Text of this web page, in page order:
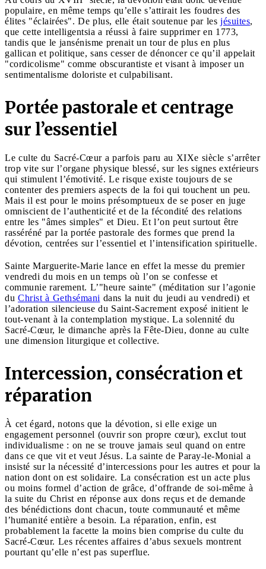
populaire, en même temps qu’elle s’attirait les foudres des
élites "éclairées". De plus, elle était soutenue par les jésuites,
que cette intelligentsia a réussi à faire supprimer en 1773,
tandis que le jansénisme prenait un tour de plus en plus
gallican et politique, sans cesser de dénoncer ce qu’il appelait
"cordicolisme" comme obscurantiste et visant à imposer un
sentimentalisme doloriste et culpabilisant.
Portée pastorale et centrage
sur l’essentiel
Le culte du Sacré-Cœur a parfois paru au XIXe siècle s’arrêter
trop vite sur l’organe physique blessé, sur les signes extérieurs
qui stimulent l’émotivité. Le risque existe toujours de se
contenter des premiers aspects de la foi qui touchent un peu.
Mais il est pour le moins présomptueux de se poser en juge
omniscient de l’authenticité et de la fécondité des relations
entre les "âmes simples" et Dieu. Et l’on peut surtout être
rasséréné par la portée pastorale des formes que prend la
dévotion, centrées sur l’essentiel et l’intensification spirituelle.
Sainte Marguerite-Marie lance en effet la messe du premier
vendredi du mois en un temps où l’on se confesse et
communie rarement. L’"heure sainte" (méditation sur l’agonie
du Christ à Gethsémani dans la nuit du jeudi au vendredi) et
l’adoration silencieuse du Saint-Sacrement exposé initient le
tout-venant à la contemplation mystique. La solennité du
Sacré-Cœur, le dimanche après la Fête-Dieu, donne au culte
une dimension liturgique et collective.
Intercession, consécration et
réparation
À cet égard, notons que la dévotion, si elle exige un
engagement personnel (ouvrir son propre cœur), exclut tout
individualisme : on ne se trouve jamais seul quand on entre
dans ce que vit et veut Jésus. La sainte de Paray-le-Monial a
insisté sur la nécessité d’intercessions pour les autres et pour la
nation dont on est solidaire. La consécration est un acte plus
ou moins formel d’action de grâce, d’offrande de soi-même à
la suite du Christ en réponse aux dons reçus et de demande
des bénédictions dont chacun, toute communauté et même
l’humanité entière a besoin. La réparation, enfin, est
probablement la facette la moins bien comprise du culte du
Sacré-Cœur. Les récentes affaires d’abus sexuels montrent
pourtant qu’elle n’est pas superflue.